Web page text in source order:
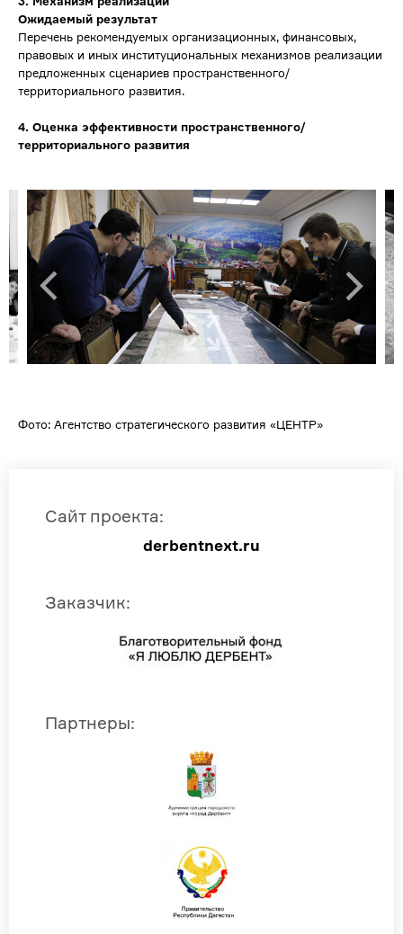
Ожидаемый результат
Перечень рекомендуемых организационных, финансовых,
правовых и иных институциональных механизмов реализации
предложенных сценариев пространственного/
территориального развития.
4. Оценка эффективности пространственного/
территориального развития
Фото: Агентство стратегического развития «ЦЕНТР»
Сайт проекта:
derbentnext.ru
Заказчик:
Партнеры: